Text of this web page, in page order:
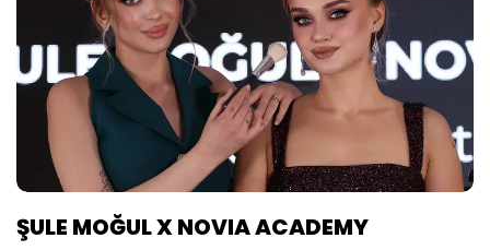
ŞULE MOĞUL X NOVIA ACADEMY